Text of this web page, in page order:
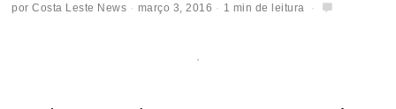
porCosta Leste News março 3, 2016 1 min de leitura